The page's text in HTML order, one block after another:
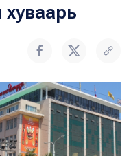
хуваарь